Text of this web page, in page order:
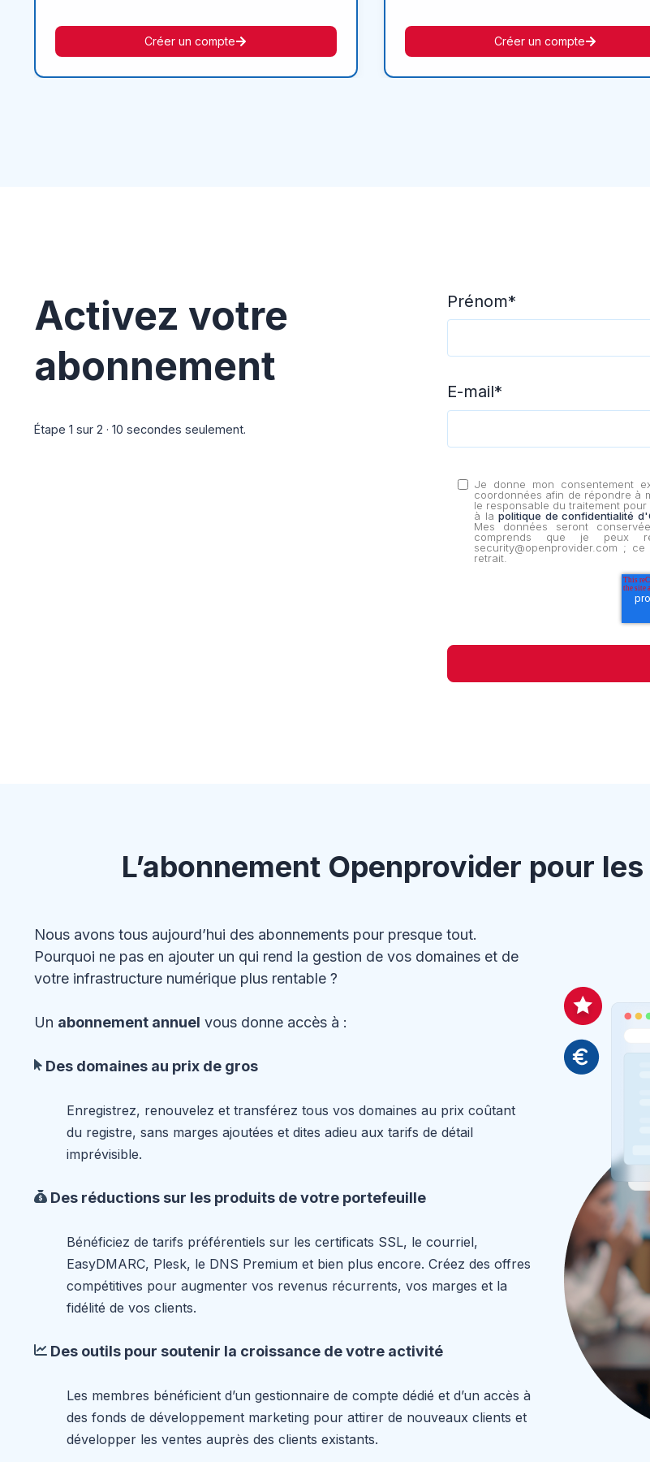
Créer un compte Créer un compte
Activez votre
abonnement
Étape 1 sur 2 · 10 secondes seulement.
Prénom*
E-mail*
Je donne mon consentement
coordonnées afin de répondre à
le responsable du traitement
à lapolitique de confidentialité
Mes données seront
comprends que je peux
security@openprovider.com ;
retrait.
L’abonnement Openprovider pour
Nous avons tous aujourd’hui des abonnements pour presque tout.
Pourquoi ne pas en ajouter un qui rend la gestion de vos domaines et de
votre infrastructure numérique plus rentable ?
Un abonnement annuel vous donne accès à :
Des domaines au prix de gros
Enregistrez, renouvelez et transférez tous vos domaines au prix coûtant
du registre, sans marges ajoutées et dites adieu aux tarifs de détail
imprévisible.
Des réductions sur les produits de votre portefeuille
Bénéficiez de tarifs préférentiels sur les certificats SSL, le courriel,
EasyDMARC, Plesk, le DNS Premium et bien plus encore. Créez des offres
compétitives pour augmenter vos revenus récurrents, vos marges et la
fidélité de vos clients.
Des outils pour soutenir la croissance de votre activité
Les membres bénéficient d’un gestionnaire de compte dédié et d’un accès à
des fonds de développement marketing pour attirer de nouveaux clients et
développer les ventes auprès des clients existants.